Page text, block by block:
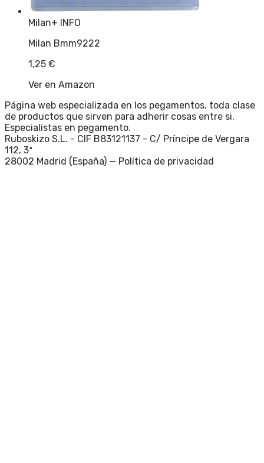
Milan+ INFO
Milan Bmm9222
1,25 €
Ver en Amazon
Página web especializada en los pegamentos, toda clase
de productos que sirven para adherir cosas entre si.
Especialistas en pegamento.
Ruboskizo S.L. - CIF B83121137 - C/ Príncipe de Vergara
112, 3ª
28002 Madrid (España) — Política de privacidad